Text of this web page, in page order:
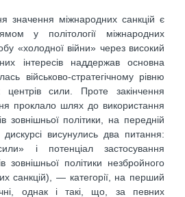
значення міжнародних санкцій є
у політології міжнародних
«холодної війни» через високий
інтересів наддержав основна
військово-стратегічному рівню
центрів сили. Проте закінчення
проклало шлях до використання
зовнішньої політики, на передній
висунулись два питання:
і потенціал застосування
зовнішньої політики незбройного
санкцій), — категорії, на перший
однак і такі, що, за певних